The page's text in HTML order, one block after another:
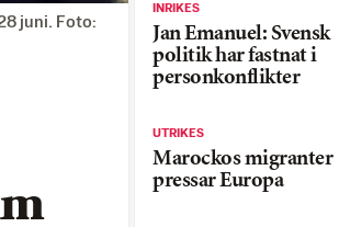
juni. Foto:
INRIKES
Jan Emanuel: Svensk
politik har fastnat i
personkonflikter
UTRIKES
Marockos migranter
pressar Europa